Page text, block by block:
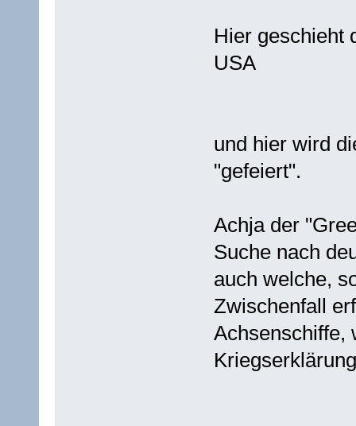
Hier geschieht
USA
und hier wird
"gefeiert".
Achja der
Suche nach
auch welche,
Zwischenfall
Achsenschiffe,